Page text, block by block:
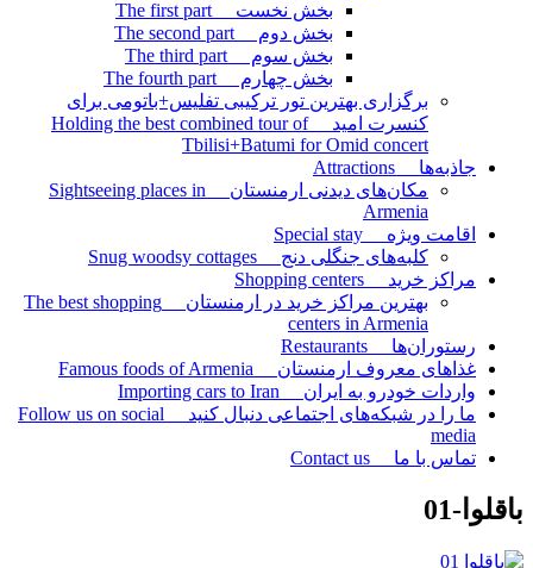
بخش نخست The first part
بخش دوم The second part
بخش سوم The third part
بخش چهارم The fourth part
برگزاری بهترین تور ترکیبی تفلیس+باتومی برای
کنسرت امید Holding the best combined tour of
Tbilisi+Batumi for Omid concert
جاذبه‌ها Attractions
مکان‌های دیدنی ارمنستان Sightseeing places in
Armenia
اقامت ویژه Special stay
کلبه‌های جنگلی دنج Snug woodsy cottages
مراکز خرید Shopping centers
بهترین مراکز خرید در ارمنستان The best shopping
centers in Armenia
رستوران‌ها Restaurants
غذاهای معروف ارمنستان Famous foods of Armenia
واردات خودرو به ایران Importing cars to Iran
ما را در شبکه‌های اجتماعی دنبال کنید Follow us on social
media
تماس با ما Contact us
باقلوا-01